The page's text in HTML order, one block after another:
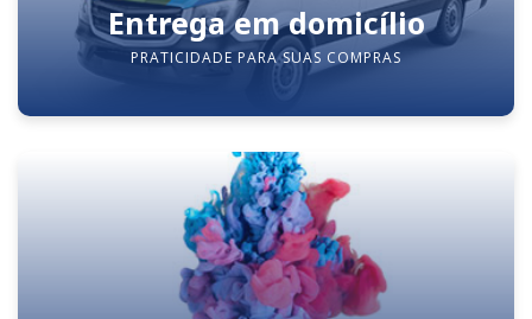
Entrega em domicílio
PRATICIDADE PARA SUAS COMPRAS